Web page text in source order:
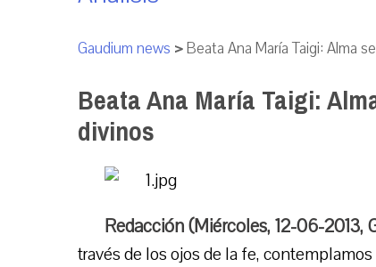
Gaudium news >Beata Ana María Taigi: Alma
Beata Ana María Taigi:
divinos
Redacción (Miércoles, 12-06-2013,
través de los ojos de la fe,